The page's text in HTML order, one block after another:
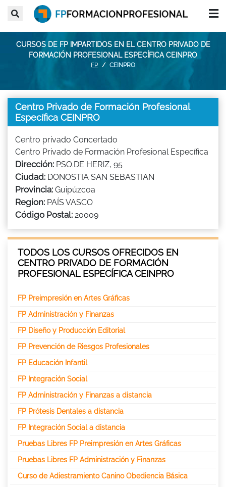
CURSOS DE FP IMPARTIDOS EN EL CENTRO PRIVADO DE
FORMACIÓN PROFESIONAL ESPECÍFICA CEINPRO
FP CEINPRO
Centro Privado de Formación Profesional
Específica CEINPRO
Centro privado Concertado
Centro Privado de Formación Profesional Específica
Dirección: PSO.DE HERIZ, 95
Ciudad: DONOSTIA SAN SEBASTIAN
Provincia: Guipúzcoa
Region: PAÍS VASCO
Código Postal: 20009
TODOS LOS CURSOS OFRECIDOS EN
CENTRO PRIVADO DE FORMACIÓN
PROFESIONAL ESPECÍFICA CEINPRO
FP Preimpresión en Artes Gráficas
FP Administración y Finanzas
FP Diseño y Producción Editorial
FP Prevención de Riesgos Profesionales
FP Educación Infantil
FP Integración Social
FP Administración y Finanzas a distancia
FP Prótesis Dentales a distancia
FP Integración Social a distancia
Pruebas Libres FP Preimpresión en Artes Gráficas
Pruebas Libres FP Administración y Finanzas
Curso de Adiestramiento Canino Obediencia Básica